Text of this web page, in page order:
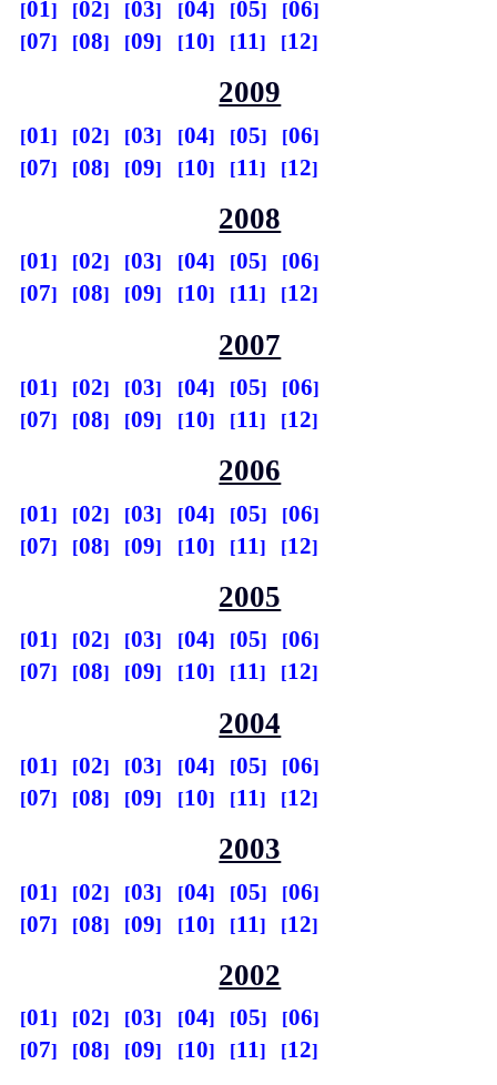
01 02 03 04 05
06
07
08 09 10 11 12
2009
01 02 03 04 05
06
07
08 09 10 11 12
2008
01 02 03 04 05
06
07
08 09 10 11 12
2007
01 02 03 04 05
06
07
08 09 10 11 12
2006
01 02 03 04 05
06
07
08 09 10 11 12
2005
01 02 03 04 05
06
07
08 09 10 11 12
2004
01 02 03 04 05
06
07
08 09 10 11 12
2003
01 02 03 04 05
06
07
08 09 10 11 12
2002
01 02 03 04 05
06
07
08 09 10 11 12